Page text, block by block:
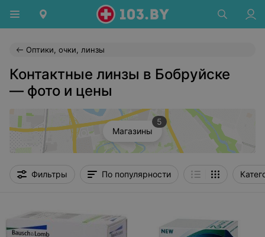
Оптики, очки, линзы
Контактные линзы в Бобруйске
— фото и цены
Магазины
5
Фильтры По популярности